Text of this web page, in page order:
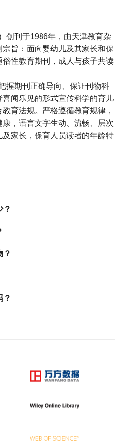
创刊于1986年，由天津教育杂
旨：面向婴幼儿及其家长和保
性教育期刊，成人与孩子共读
握期刊正确导向、保证刊物科
闻乐见的形式宣传科学的育儿
育法规。严格遵循教育规律，
，语言文字生动、流畅、层次
家长，保育人员读者的年龄特
？
？
？